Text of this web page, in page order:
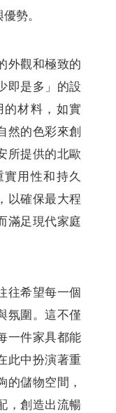
勢。
外觀和極致的
即是多」的設
材料，如實
然的色彩來創
所提供的北歐
用性和持久
以確保最大程
滿足現代家庭
往希望每一個
氛圍。這不僅
一件家具都能
此中扮演著重
的儲物空間，
，創造出流暢